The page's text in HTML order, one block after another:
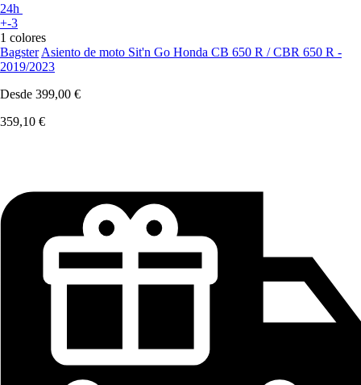
24h
+-3
1 colores
Bagster Asiento de moto Sit'n Go Honda CB 650 R / CBR 650 R -
2019/2023
Desde 399,00 €
359,10 €